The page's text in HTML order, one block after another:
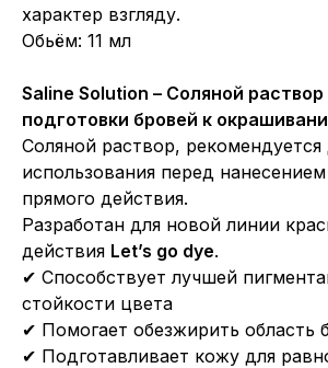
характер взгляду.
Обьём: 11 мл
Saline Solution – Соляной раствор
подготовки бровей к
Соляной раствор, рекомендуется
использования перед
прямого действия.
Разработан для новой линии
действия Let’s go dye.
✔ Способствует лучшей
стойкости цвета
✔ Помогает обезжирить область
✔ Подготавливает кожу для